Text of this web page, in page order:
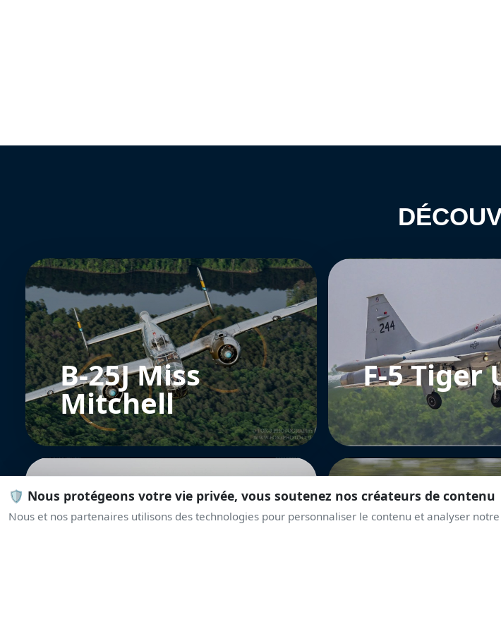
🛡️ Nous protégeons votre vie privée, vous soutenez nos créateurs de contenu
Nous et nos partenaires utilisons des technologies pour personnaliser le contenu et analyser
B-25J Miss
Mitchell
F-5 Tiger